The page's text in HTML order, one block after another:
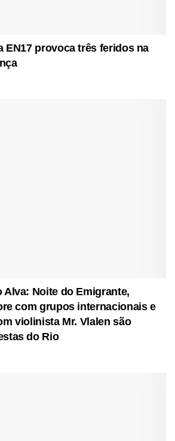
EN17 provoca três feridos na
Alva: Noite do Emigrante,
com grupos internacionais e
violinista Mr. Vlalen são
do Rio